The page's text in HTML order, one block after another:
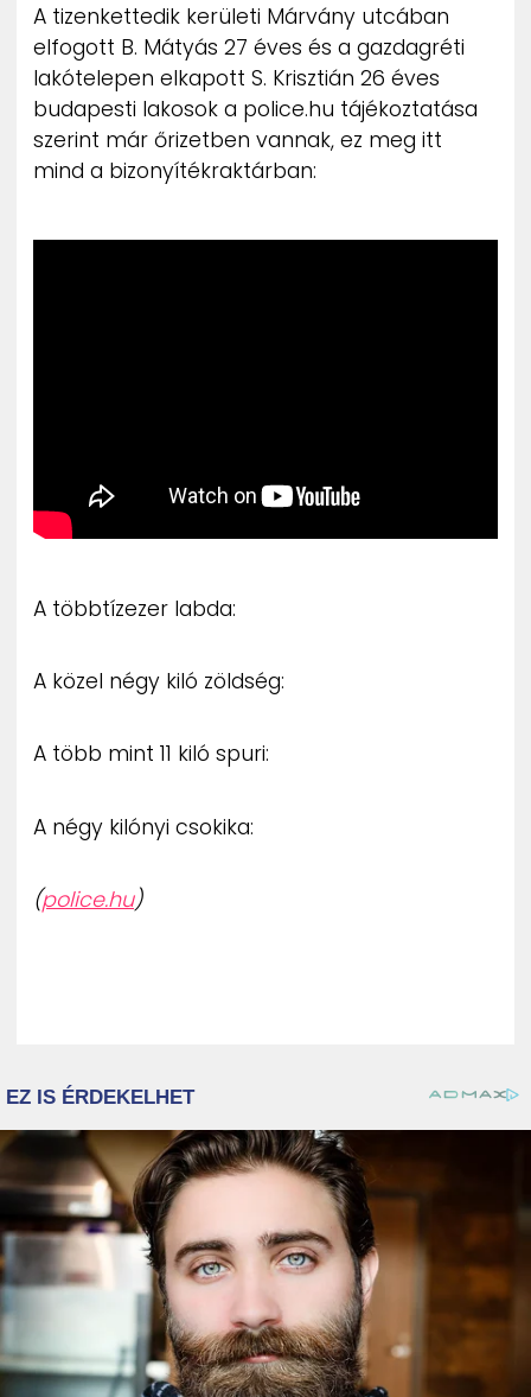
A tizenkettedik kerületi Márvány utcában
elfogott B. Mátyás 27 éves és a gazdagréti
lakótelepen elkapott S. Krisztián 26 éves
budapesti lakosok a police.hu tájékoztatása
szerint már őrizetben vannak, ez meg itt
mind a bizonyítékraktárban:
A többtízezer labda:
A közel négy kiló zöldség:
A több mint 11 kiló spuri:
A négy kilónyi csokika:
(police.hu)